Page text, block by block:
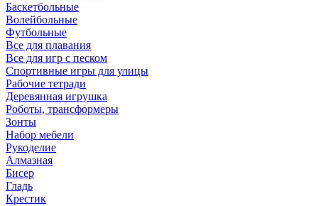
Баскетбольные
Волейбольные
Футбольные
Все для плавания
Все для игр с песком
Спортивные игры для улицы
Рабочие тетради
Деревянная игрушка
Роботы, трансформеры
Зонты
Набор мебели
Рукоделие
Алмазная
Бисер
Гладь
Крестик